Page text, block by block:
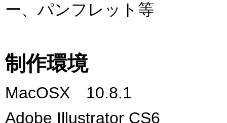
ー、パンフレット等
制作環境
MacOSX 10.8.1
Adobe Illustrator CS6